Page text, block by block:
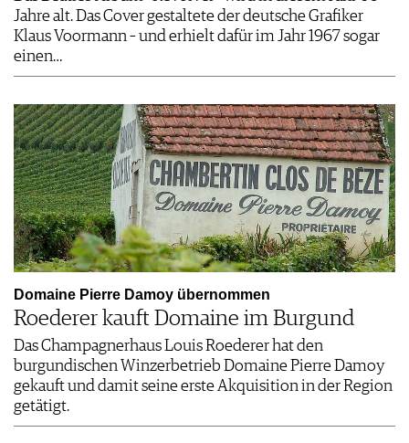
Jahre alt. Das Cover gestaltete der deutsche Grafiker
Klaus Voormann – und erhielt dafür im Jahr 1967 sogar
einen…
Domaine Pierre Damoy übernommen
Roederer kauft Domaine im Burgund
Das Champagnerhaus Louis Roederer hat den
burgundischen Winzerbetrieb Domaine Pierre Damoy
gekauft und damit seine erste Akquisition in der Region
getätigt.